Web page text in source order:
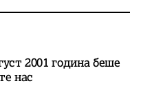
2001 година беше
нас